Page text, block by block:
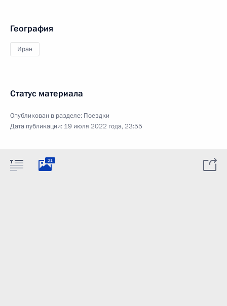
География
Иран
Статус материала
Опубликован в разделе: Поездки
Дата публикации: 19 июля 2022 года, 23:55
21